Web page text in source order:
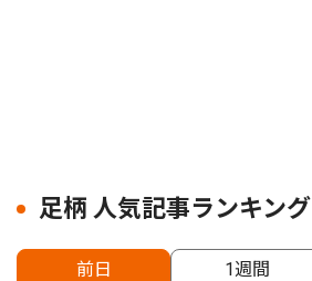
足柄 人気記事ランキング
前日 1週間